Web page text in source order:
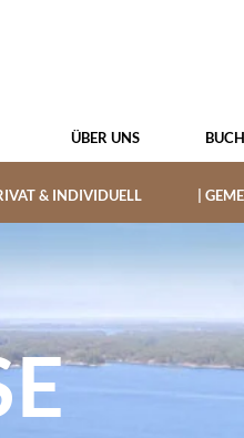
ÜBER UNS
& INDIVIDUELL |